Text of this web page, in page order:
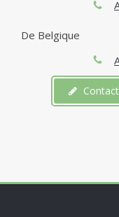
De Belgique